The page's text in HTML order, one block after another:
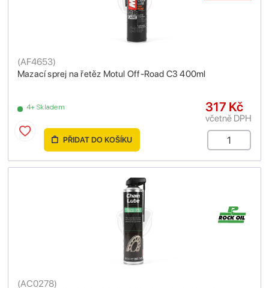
Mazací sprej na řetěz Motul Off-Road C3 400ml
(AF4653)
4+ Skladem 317 Kč
včetně DPH
PŘIDAT DO KOŠÍKU
(AC0278)